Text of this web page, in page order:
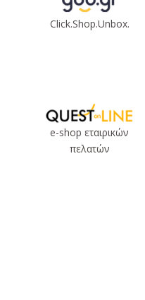
Click.Shop.Unbox.
e-shop εταιρικών
πελατών